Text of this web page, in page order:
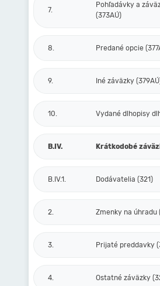
7.
Pohľadávky a
(373AÚ)
8. Predané opcie
9. Iné záväzky
10. Vydané dlhopisy
B.IV. Krátkodobé
B.IV.1. Dodávatelia (321)
2. Zmenky na úhradu
3. Prijaté preddavky
4. Ostatné záväzky